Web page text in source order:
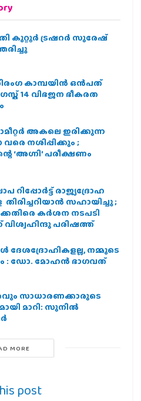
കുറ്റൂർ ട്രഷറർ സുരേഷ്
കാമ്പയിന്‍ ഒന്‍പത്
14 വിഭജന ഭീകരത
അകലെ ഇരിക്കുന്ന
നശിപ്പിക്കും ;
‘അഗ്നി’ പരീക്ഷണം
റിപ്പോർട്ട് രാജ്യദ്രോഹ
സഹായിച്ചു ;
കർശന നടപടി
പരിഷത്ത്
നമ്മുടെ
: ഡോ. മോഹന്‍ ഭാഗവത്
സാധാരണക്കാരുടെ
മാറി: സുനിൽ
MORE
post